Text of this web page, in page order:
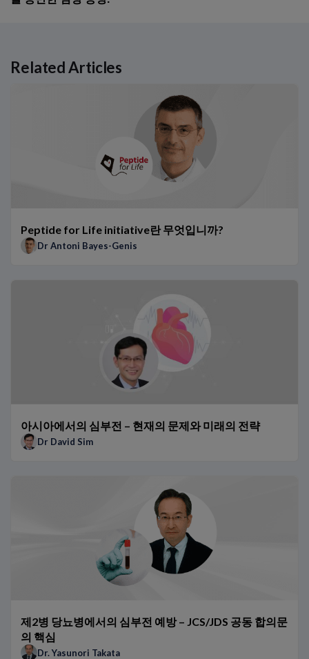
Related Articles
Peptide for Life initiative란 무엇입니까?
아시아에서의 심부전 – 현재의 문제와 미래의 전략
제2병 당뇨병에서의 심부전 예방 – JCS/JDS 공동 합의문의 핵심
CANVAS 임상시험: NT-proBNP 및 CVD 위험 감소
hs-Tn에 대한 연령에 따른 판정 기준치의 임상적 관련성
태국 의료기관에서 0h/1h 알고리즘의 이점
아시아 환자들에서 0h/1h 알고리즘의 이점
아시아인 집단에서 NT-proBNP 및 hs-TnT의 참고 범위
일본 의료기관에서 0h/1h 알고리즘의 이점
0h/1h 알고리즘을 사용한 환자 증례 연구
BNP 대 NT-proBNP: 전문가 관점
ARNi 요법이 나트륨이뇨 펩티드 사용에 미치는 영향
예후와 모니터링에 어떻게 NT-proBNP를 사용하는가?
ED와 병원에서 hs-Tn 0h/1h 알고리즘의 이점
TRAPID-AMI 임상시험: AMI의 신속 Rule In/Out을 위한 hs-TnT
hs-TnT가 어떻게 차이를 만들어내는가 – Dr Twerenbold의 스토
기존 트로포닌에서 hs-트로포닌으로 전환
호흡곤란 환자들에서 나트륨이뇨 펩티드의 역할
최신 ESC 및 AHA HF 지침에서 나트륨이뇨 펩티드
NT-proBNP가 어떻게 차이를 만들어내는가: Dr Richards의 환자
Peptide for Life initiative란 무엇입니까?
Dr Antoni Bayes-Genis
아시아에서의 심부전 – 현재의 문제와 미래의 전략
Dr David Sim
제2병 당뇨병에서의 심부전 예방 – JCS/JDS 공동 합의문
의 핵심
Dr. Yasunori Takata